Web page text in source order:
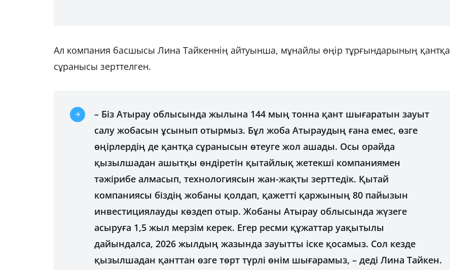
Ал компания басшысы Лина Тайкеннің айтуынша, мұнайлы өңір тұрғындарының қантқа
сұранысы зерттелген.
– Біз Атырау облысында жылына 144 мың тонна қант шығаратын зауыт
салу жобасын ұсынып отырмыз. Бұл жоба Атыраудың ғана емес, өзге
өңірлердің де қантқа сұранысын өтеуге жол ашады. Осы орайда
қызылшадан ашытқы өндіретін қытайлық жетекші компаниямен
тәжірибе алмасып, технологиясын жан-жақты зерттедік. Қытай
компаниясы біздің жобаны қолдап, қажетті қаржының 80 пайызын
инвестициялауды көздеп отыр. Жобаны Атырау облысында жүзеге
асыруға 1,5 жыл мерзім керек. Егер ресми құжаттар уақытылы
дайындалса, 2026 жылдың жазында зауытты іске қосамыз. Сол кезде
қызылшадан қанттан өзге төрт түрлі өнім шығарамыз, – деді Лина Тайкен.